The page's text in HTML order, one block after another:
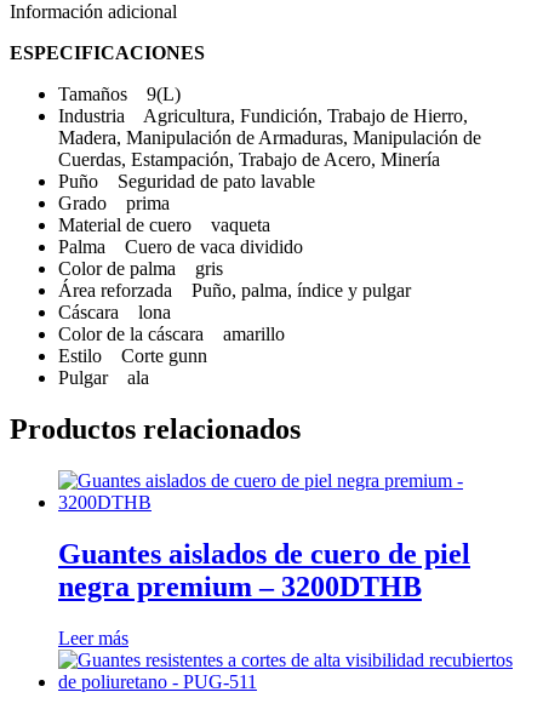
Información adicional
ESPECIFICACIONES
Tamaños 9(L)
Industria Agricultura, Fundición, Trabajo de Hierro,
Madera, Manipulación de Armaduras, Manipulación de
Cuerdas, Estampación, Trabajo de Acero, Minería
Puño Seguridad de pato lavable
Grado prima
Material de cuero vaqueta
Palma Cuero de vaca dividido
Color de palma gris
Área reforzada Puño, palma, índice y pulgar
Cáscara lona
Color de la cáscara amarillo
Estilo Corte gunn
Pulgar ala
Productos relacionados
Guantes aislados de cuero de piel
negra premium – 3200DTHB
Leer más